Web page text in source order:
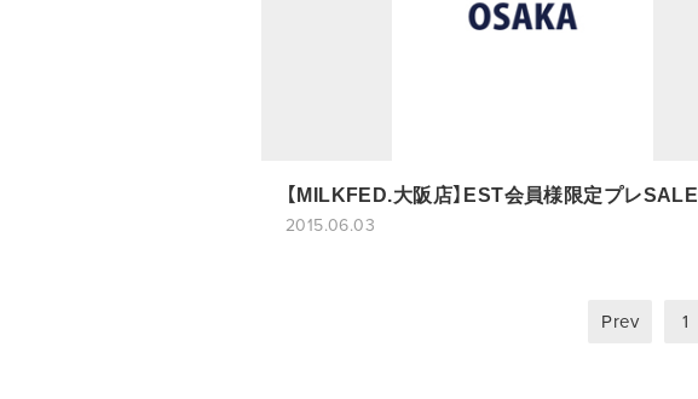
【MILKFED.大阪店】EST会員様限定プレSALE
2015.06.03
Prev 1